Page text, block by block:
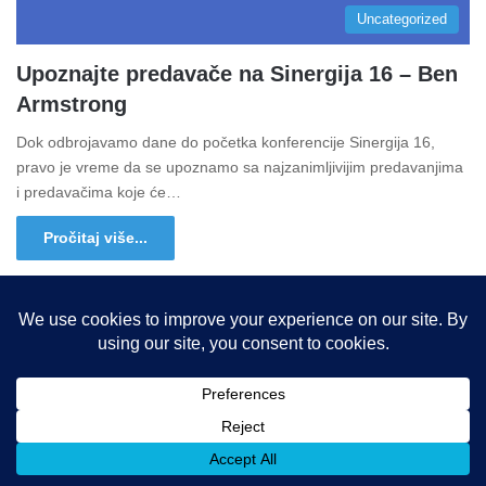
Uncategorized
Upoznajte predavače na Sinergija 16 – Ben
Armstrong
Dok odbrojavamo dane do početka konferencije Sinergija 16,
pravo je vreme da se upoznamo sa najzanimljivijim predavanjima
i predavačima koje će…
Pročitaj više...
Copyright © 2015-2025, Sva prava zadržana |
Facebook
X